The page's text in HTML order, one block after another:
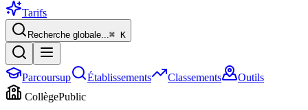
Tarifs
Recherche globale...⌘ K
Parcoursup Établissements Classements
Outils
CollègePublic